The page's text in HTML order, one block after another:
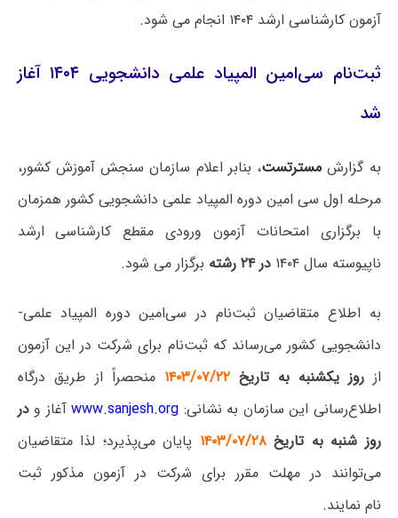
آزمون کارشناسی ارشد ۱۴۰۴ انجام می شود.
ثبت‌نام سی‌امین المپیاد علمی دانشجویی ۱۴۰۴ آغاز
شد
به گزارش مسترتست، بنابر اعلام سازمان سنجش آموزش کشور،
مرحله اول سی امین دوره المپیاد علمی دانشجویی کشور همزمان
با برگزاری امتحانات آزمون ورودی مقطع کارشناسی ارشد
ناپیوسته سال ۱۴۰۴
در ۲۴ رشته برگزار می شود.
به اطلاع متقاضیان ثبت‌نام در سی‌امین دوره المپیاد علمی-
دانشجویی کشور می‌رساند که ثبت‌نام برای شرکت در این آزمون
ازروز یکشنبه به‌ تاریخ۱۴۰۳/۰۷/۲۲ منحصراً از طریق درگاه
اطلاع‌رسانی این سازمان به نشانی: www.sanjesh.org آغاز ودر
روز شنبه به‌ تاریخ ۱۴۰۳/۰۷/۲۸
پایان می‌پذیرد؛ لذا متقاضیان
می‌توانند در مهلت مقرر برای شرکت در آزمون مذکور ثبت‌
نام نمایند.